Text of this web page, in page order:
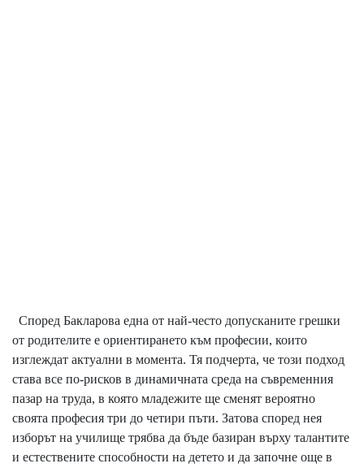
Според Бакларова една от най-често допусканите грешки
от родителите е ориентирането към професии, които
изглеждат актуални в момента. Тя подчерта, че този подход
става все по-рисков в динамичната среда на съвременния
пазар на труда, в която младежите ще сменят вероятно
своята професия три до четири пъти. Затова според нея
изборът на училище трябва да бъде базиран върху талантите
и естествените способности на детето и да започне още в